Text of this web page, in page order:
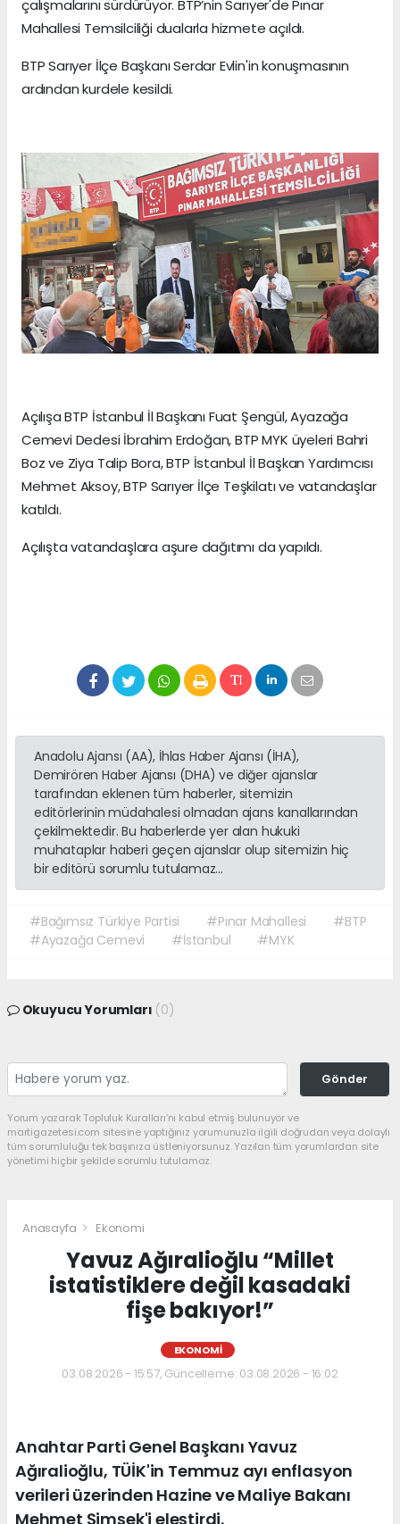
çalışmalarını sürdürüyor. BTP’nin Sarıyer'de Pınar
Mahallesi Temsilciliği dualarla hizmete açıldı.
BTP Sarıyer İlçe Başkanı Serdar Evlin'in konuşmasının
ardından kurdele kesildi.
Açılışa BTP İstanbul İl Başkanı Fuat Şengül, Ayazağa
Cemevi Dedesi İbrahim Erdoğan, BTP MYK üyeleri Bahri
Boz ve Ziya Talip Bora, BTP İstanbul İl Başkan Yardımcısı
Mehmet Aksoy, BTP Sarıyer İlçe Teşkilatı ve vatandaşlar
katıldı.
Açılışta vatandaşlara aşure dağıtımı da yapıldı.
Anadolu Ajansı (AA), İhlas Haber Ajansı (İHA),
Demirören Haber Ajansı (DHA) ve diğer ajanslar
tarafından eklenen tüm haberler, sitemizin
editörlerinin müdahalesi olmadan ajans kanallarından
çekilmektedir. Bu haberlerde yer alan hukuki
muhataplar haberi geçen ajanslar olup sitemizin hiç
bir editörü sorumlu tutulamaz...
#Bağımsız Türkiye Partisi #Pınar Mahallesi
#BTP
#Ayazağa Cemevi
#İstanbul #MYK
Okuyucu Yorumları (0)
Gönder
Yorum yazarak Topluluk Kuralları’nı kabul etmiş bulunuyor ve
martigazetesi.com sitesine yaptığınız yorumunuzla ilgili doğrudan veya dolaylı
tüm sorumluluğu tek başınıza üstleniyorsunuz. Yazılan tüm yorumlardan site
yönetimi hiçbir şekilde sorumlu tutulamaz.
Anasayfa Ekonomi
Yavuz Ağıralioğlu “Millet
istatistiklere değil kasadaki
fişe bakıyor!”
EKONOMI
03.08.2026 - 15:57, Güncelleme: 03.08.2026 - 16:02
Anahtar Parti Genel Başkanı Yavuz
Ağıralioğlu, TÜİK'in Temmuz ayı enflasyon
verileri üzerinden Hazine ve Maliye Bakanı
Mehmet Şimşek'i eleştirdi.